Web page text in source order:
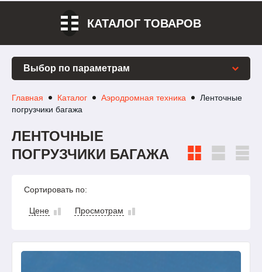
КАТАЛОГ ТОВАРОВ
Выбор по параметрам
Главная Каталог Аэродромная техника
Ленточные
погрузчики багажа
ЛЕНТОЧНЫЕ
ПОГРУЗЧИКИ БАГАЖА
Сортировать по:
Цене Просмотрам